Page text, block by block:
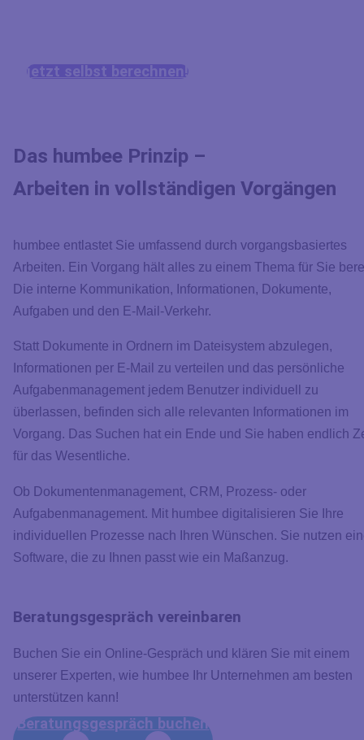
jetzt selbst berechnen!
Das humbee Prinzip –
Arbeiten in vollständigen Vorgängen
humbee entlastet Sie umfassend durch vorgangsbasiertes
Arbeiten. Ein Vorgang hält alles zu einem Thema für Sie
Die interne Kommunikation, Informationen, Dokumente,
Aufgaben und den E-Mail-Verkehr.
Statt Dokumente in Ordnern im Dateisystem abzulegen,
Informationen per E-Mail zu verteilen und das persönliche
Aufgabenmanagement jedem Benutzer individuell zu
überlassen, befinden sich alle relevanten Informationen im
Vorgang. Das Suchen hat ein Ende und Sie haben endlich
für das Wesentliche.
Ob Dokumentenmanagement, CRM, Prozess- oder
Aufgabenmanagement. Mit humbee digitalisieren Sie Ihre
individuellen Prozesse nach Ihren Wünschen. Sie nutzen
Software, die zu Ihnen passt wie ein Maßanzug.
Beratungsgespräch vereinbaren
Buchen Sie ein Online-Gespräch und klären Sie mit einem
unserer Experten, wie humbee Ihr Unternehmen am besten
unterstützen kann!
Beratungsgespräch buchen